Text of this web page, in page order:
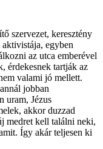
szervezet, keresztény
aktivistája, egyben
az utca emberével
érdekesnek tartják az
valami jó mellett.
jobban
uram, Jézus
akkor duzzad
medret kell találni neki,
Így akár teljesen ki